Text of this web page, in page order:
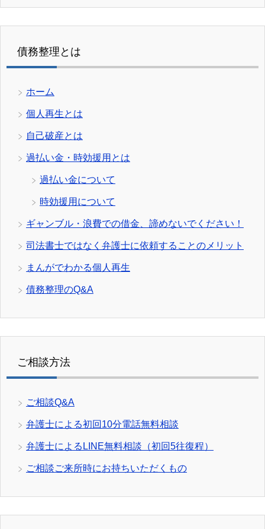
債務整理とは
ホーム
個人再生とは
自己破産とは
過払い金・時効援用とは
過払い金について
時効援用について
ギャンブル・浪費での借金、諦めないでください！
司法書士ではなく弁護士に依頼することのメリット
まんがでわかる個人再生
債務整理のQ&A
ご相談方法
ご相談Q&A
弁護士による初回10分電話無料相談
弁護士によるLINE無料相談（初回5往復程）
ご相談ご来所時にお持ちいただくもの